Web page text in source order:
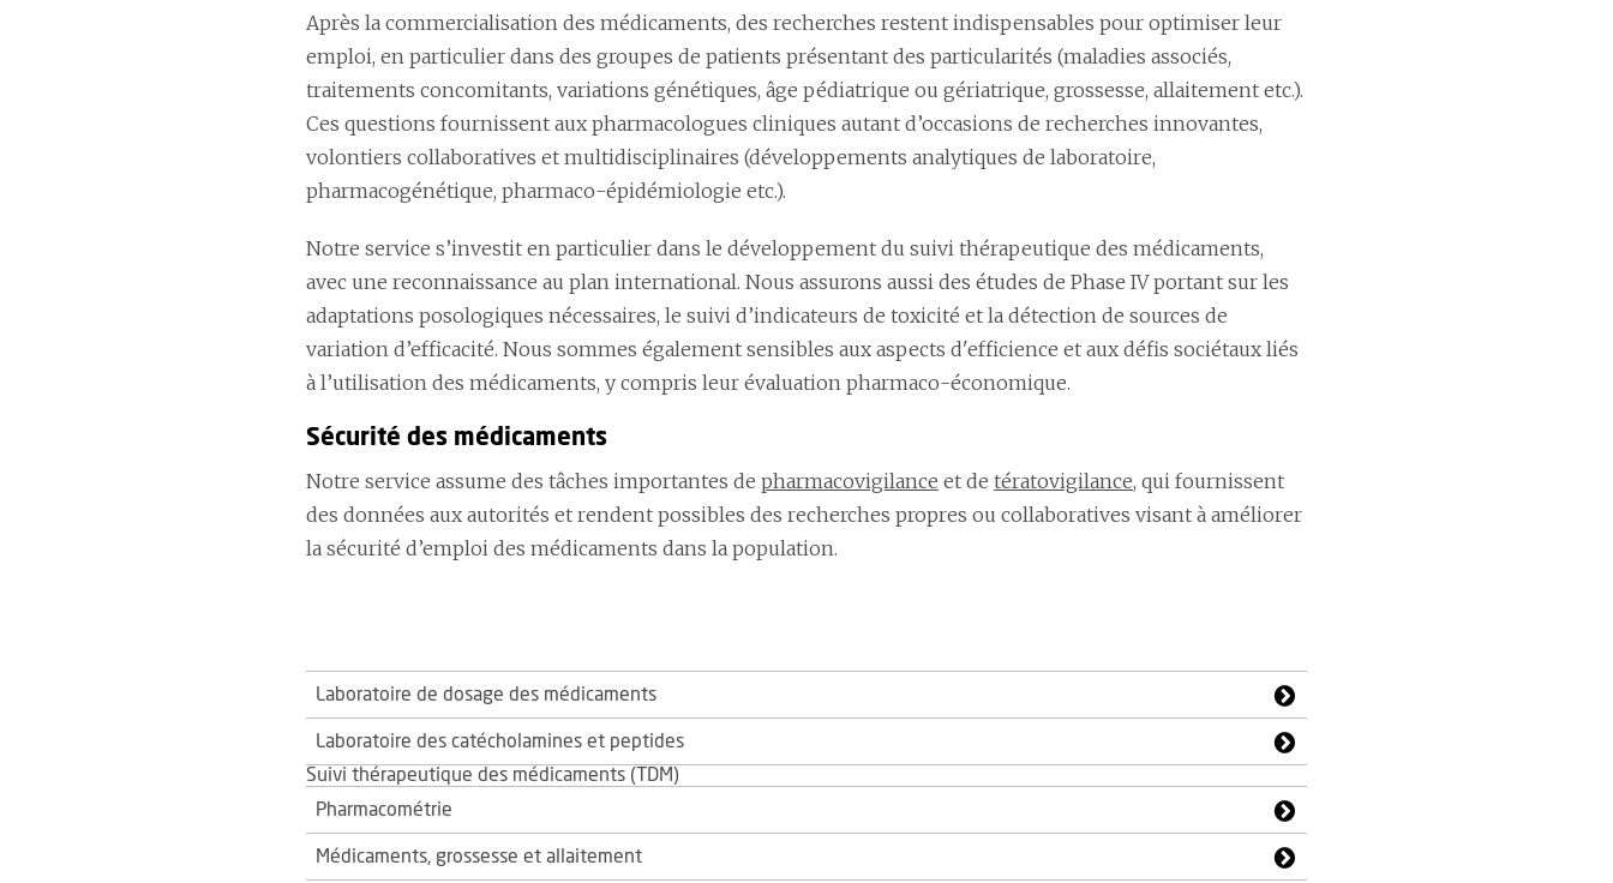
Après la commercialisation des médicaments, des recherches restent indispensables pour optimiser leur
emploi, en particulier dans des groupes de patients présentant des particularités (maladies associés,
traitements concomitants, variations génétiques, âge pédiatrique ou gériatrique, grossesse, allaitement etc.).
Ces questions fournissent aux pharmacologues cliniques autant d’occasions de recherches innovantes,
volontiers collaboratives et multidisciplinaires (développements analytiques de laboratoire,
pharmacogénétique, pharmaco-épidémiologie etc.).
Notre service s’investit en particulier dans le développement du suivi thérapeutique des médicaments,
avec une reconnaissance au plan international. Nous assurons aussi des études de Phase IV portant sur les
adaptations posologiques nécessaires, le suivi d’indicateurs de toxicité et la détection de sources de
variation d’efficacité. Nous sommes également sensibles aux aspects d'efficience et aux défis sociétaux liés
à l’utilisation des médicaments, y compris leur évaluation pharmaco-économique.
Sécurité des médicaments
Notre service assume des tâches importantes de pharmacovigilance et de tératovigilance, qui fournissent
des données aux autorités et rendent possibles des recherches propres ou collaboratives visant à améliorer
la sécurité d’emploi des médicaments dans la population.
Laboratoire de dosage des médicaments
Laboratoire des catécholamines et peptides
Suivi thérapeutique des médicaments (TDM)
Pharmacométrie
Médicaments, grossesse et allaitement